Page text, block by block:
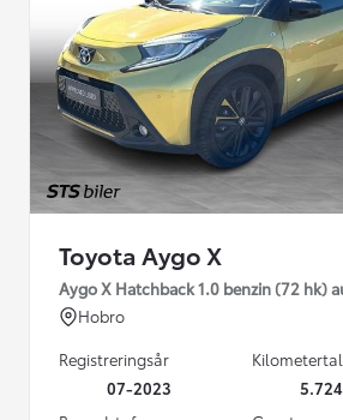
Toyota Aygo X
Aygo X Hatchback 1.0 benzin (72 hk)
Hobro
Registreringsår
07-2023
Kilometertal